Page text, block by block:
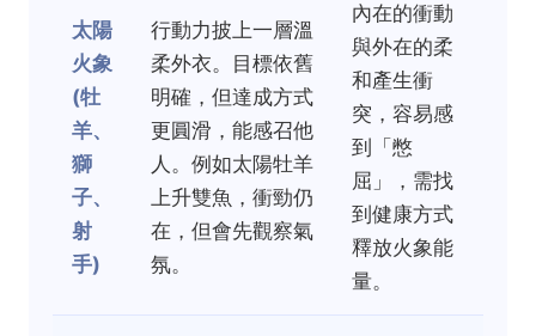
太陽
火象
(牡
羊、
獅
子、
射
手)
行動力披上一層溫
柔外衣。目標依舊
明確，但達成方式
更圓滑，能感召他
人。例如太陽牡羊
上升雙魚，衝勁仍
在，但會先觀察氣
氛。
內在的衝動
與外在的柔
和產生衝
突，容易感
到「憋
屈」，需找
到健康方式
釋放火象能
量。